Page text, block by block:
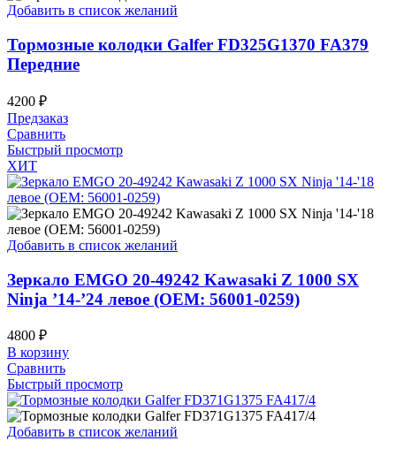
Добавить в список желаний
Тормозные колодки Galfer FD325G1370 FA379
Передние
4200 ₽
Предзаказ
Сравнить
Быстрый просмотр
ХИТ
Добавить в список желаний
Зеркало EMGO 20-49242 Kawasaki Z 1000 SX
Ninja ’14-’24 левое (OEM: 56001-0259)
4800 ₽
В корзину
Сравнить
Быстрый просмотр
Добавить в список желаний